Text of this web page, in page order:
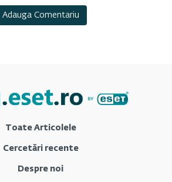
Toate Articolele
Cercetări recente
Despre noi